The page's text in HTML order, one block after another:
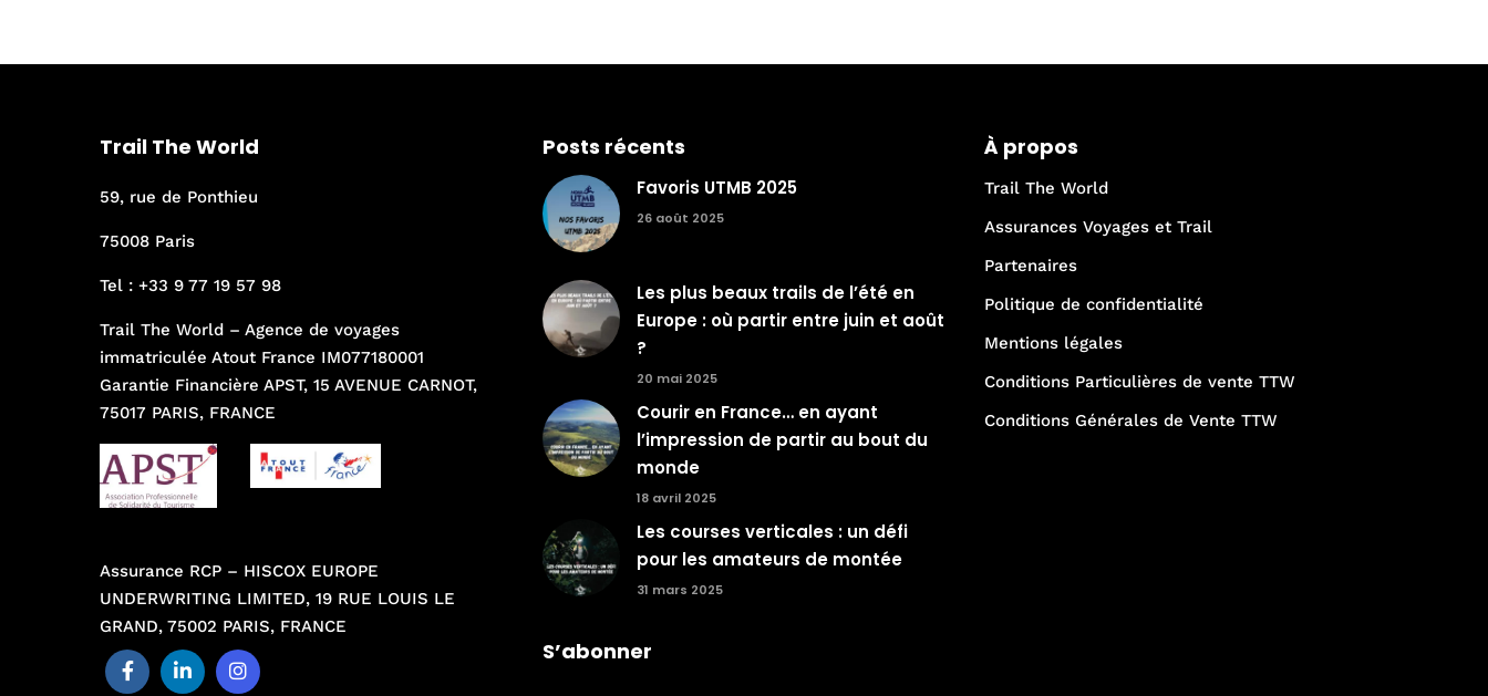
Trail The World
59, rue de Ponthieu
75008 Paris
Tel : +33 9 77 19 57 98
Trail The World – Agence de voyages
immatriculée Atout France IM077180001
Garantie Financière APST, 15 AVENUE CARNOT,
75017 PARIS, FRANCE
Assurance RCP – HISCOX EUROPE
UNDERWRITING LIMITED, 19 RUE LOUIS LE
GRAND, 75002 PARIS, FRANCE
Posts récents
Favoris UTMB 2025
26 août 2025
Les plus beaux trails de l’été en
Europe : où partir entre juin et août
?
20 mai 2025
Courir en France… en ayant
l’impression de partir au bout du
monde
18 avril 2025
Les courses verticales : un défi
pour les amateurs de montée
31 mars 2025
À propos
Trail The World
Assurances Voyages et Trail
Partenaires
Politique de confidentialité
Mentions légales
Conditions Particulières de vente TTW
Conditions Générales de Vente TTW
S’abonner